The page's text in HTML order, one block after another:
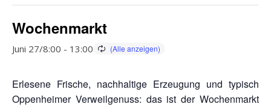
Wochenmarkt
Juni 27/8:00 - 13:00
Erlesene Frische, nachhaltige Erzeugung und typisch
Oppenheimer Verweilgenuss: das ist der Wochenmarkt